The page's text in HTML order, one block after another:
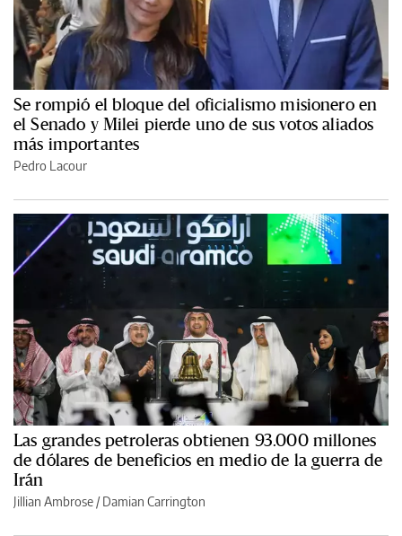
Se rompió el bloque del oficialismo misionero en
el Senado y Milei pierde uno de sus votos aliados
más importantes
Pedro Lacour
Las grandes petroleras obtienen 93.000 millones
de dólares de beneficios en medio de la guerra de
Irán
Jillian Ambrose / Damian Carrington